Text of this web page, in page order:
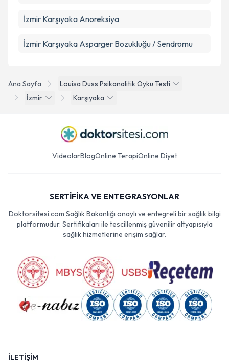
Ana Sayfa
Louisa Duss Psikanalitik Oyku Testi
İzmir
Karşıyaka
İzmir Karşıyaka Anoreksiya
İzmir Karşıyaka Asparger Bozukluğu / Sendromu
VideolarBlogOnline TerapiOnline Diyet
SERTİFİKA VE ENTEGRASYONLAR
Doktorsitesi.com Sağlık Bakanlığı onaylı ve entegreli bir sağlık bilgi
platformudur. Sertifikaları ile tescillenmiş güvenilir altyapısıyla
sağlık hizmetlerine erişim sağlar.
İLETİŞİM